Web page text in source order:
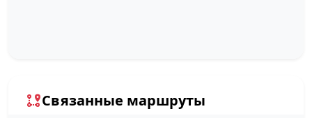
Связанные маршруты